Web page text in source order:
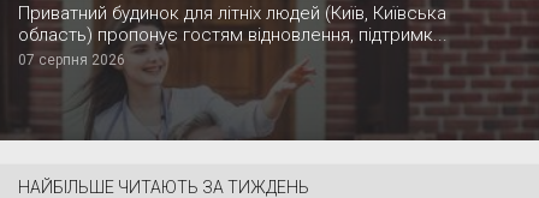
Приватний будинок для літніх людей (Київ, Київська
область) пропонує гостям відновлення, підтримк...
07 серпня 2026
НАЙБІЛЬШЕ ЧИТАЮТЬ ЗА ТИЖДЕНЬ